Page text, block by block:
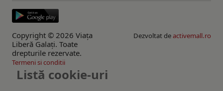
Copyright © 2026 Viaţa
Liberă Galaţi. Toate
drepturile rezervate.
Dezvoltat deactivemall.ro
Termeni si conditii
Listă cookie-uri